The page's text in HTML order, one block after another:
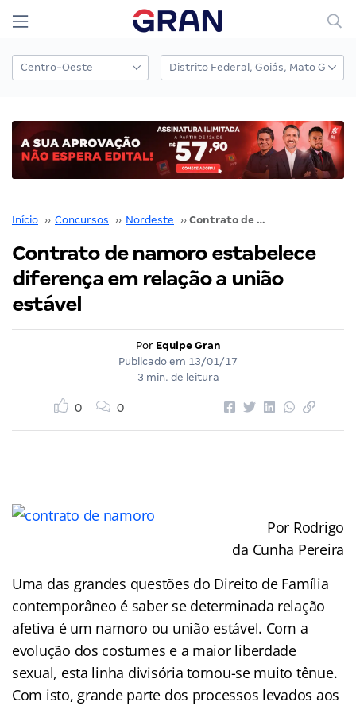
Início ›› Concursos ›› Nordeste ›› Contrato de namoro estabelece diferença em relação a união estável
Contrato de namoro estabelece
diferença em relação a união
estável
Por Equipe Gran
Publicado em 13/01/17
3 min. de leitura
0 0
Por Rodrigo
da Cunha Pereira
Uma das grandes questões do Direito de Família
contemporâneo é saber se determinada relação
afetiva é um namoro ou união estável. Com a
evolução dos costumes e a maior liberdade
sexual, esta linha divisória tornou-se muito tênue.
Com isto, grande parte dos processos levados aos